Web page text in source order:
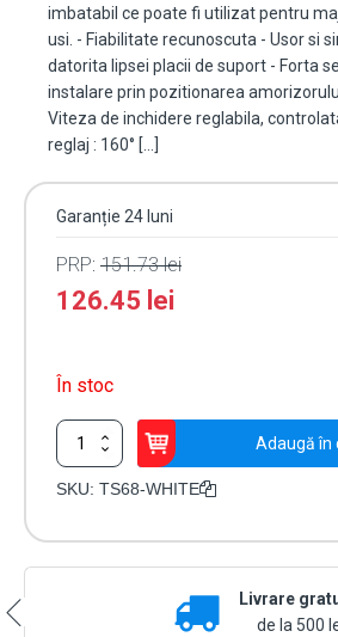
imbatabil ce poate fi utilizat pentru
usi. - Fiabilitate recunoscuta - Usor si
datorita lipsei placii de suport - Forta
instalare prin pozitionarea
Viteza de inchidere reglabila,
reglaj : 160° […]
Garanție 24 luni
PRP: 151.73lei
126.45 lei
În stoc
Cantitate
Amortizor
hidraulic
Adaugă în
SKU: TS68-WHITE
Livrare
de la 500